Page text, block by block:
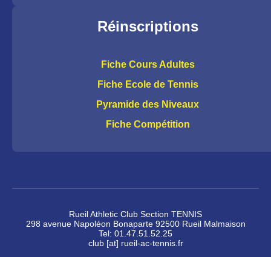
Réinscriptions
Fiche Cours Adultes
Fiche Ecole de Tennis
Pyramide des Niveaux
Fiche Compétition
Rueil Athletic Club Section TENNIS
298 avenue Napoléon Bonaparte 92500 Rueil Malmaison
Tel: 01.47.51.52.25
club [at] rueil-ac-tennis.fr